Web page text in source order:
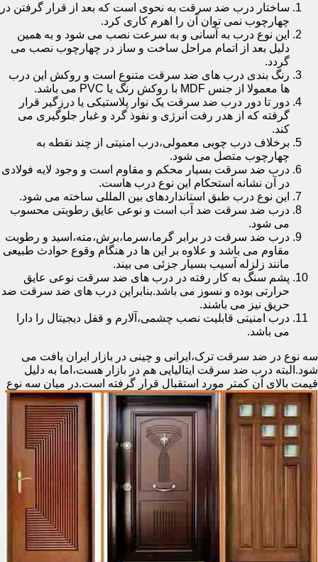
ساختار درب ضد سرقت به نحوی است که بعد از قرار گرفتن در
چهارچوب نمی توان آن را اهرم کاری کرد.
این نوع درب به آسانی و به سرعت نصب می شود و به همین
دلیل بعد از اتمام مراحل ساخت و ساز در چهارچوب نصب می
گردد.
رنگ بندی درب های ضد سرقت متنوع است و روکش این درب
ها معمولا از جنس MDF با روکش رنگ یا PVC می باشد.
دور تا دور درب ضد سرقت یک نوار پلاستیکی یا درزگیر قرار
گرفته که از هدر رفت انرژی و نفوذ گرد و غبار جلوگیری می
کند.
برخلاف درب چوبی معمولی،درب امنیتی از چند نقطه به
چهارچوب متصل می شود.
درب ضد سرقت بسیار محکم و مقاوم است و وجود لایه فولادی
در آن نشانه استحکام این نوع درب هاست.
این نوع درب طبق استانداردهای بین المللی ساخته می شود.
درب ضد سرقت ضد آب است و نوعی عایق رطوبتی محسوب
می شود.
درب ضد سرقت در برابر گرما،سرما،برش،مته،اسید و رطوبت
مقاوم می باشد و علاوه بر این ها در هنگام وقوع حوادث طبیعی
مانند زلزله آسیب بسیار جزئی می بیند.
پشم سنگ به کار رفته در درب های ضد سرقت نوعی عایق
حرارتی بوده و نسوز می باشد.بنابراین درب های ضد سرقت ضد
حریق نیز می باشند.
درب امنیتی قابلیت نصب چشمی،آلارم و قفل دیجیتال را دارا
می باشد.
سه نوع در ضد سرقت ترک،ایرانی و چینی در بازار ایران یافت می
شود.البته درب ضد سرقت ایتالیایی هم در بازار هست،اما به دلیل
قیمت بالای آن کمتر مورد استقبال قرار گرفته است.در میان سه نوع